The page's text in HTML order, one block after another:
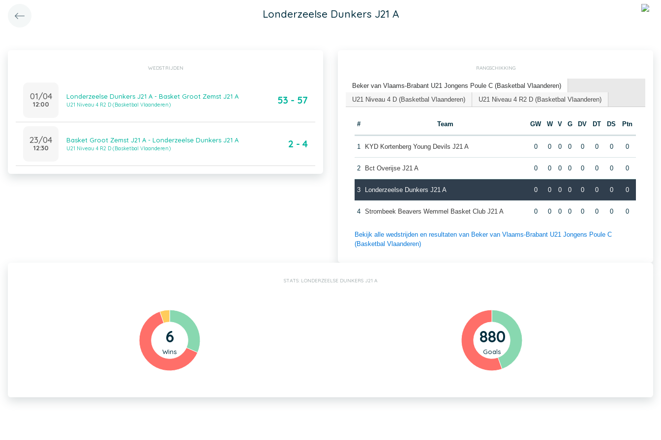
Londerzeelse Dunkers J21 A
WEDSTRIJDEN
01/04
12:00
Londerzeelse Dunkers J21 A - Basket Groot Zemst J21 A
U21 Niveau 4 R2 D (Basketbal Vlaanderen) 53 - 57
23/04
12:30
Basket Groot Zemst J21 A - Londerzeelse Dunkers J21 A
U21 Niveau 4 R2 D (Basketbal Vlaanderen) 2 - 4
RANGSCHIKKING
Beker van Vlaams-Brabant U21 Jongens Poule C (Basketbal Vlaanderen)
U21 Niveau 4 D (Basketbal Vlaanderen)
U21 Niveau 4 R2 D (Basketbal Vlaanderen)
# Team GW W V G DV DT DS Ptn
1 KYD Kortenberg Young Devils J21 A 0 0 0 0 0 0 0 0
2 Bct Overijse J21 A 0 0 0 0 0 0 0 0
3 Londerzeelse Dunkers J21 A 0 0 0 0 0 0 0 0
4 Strombeek Beavers Wemmel Basket Club J21 A 0 0 0 0 0 0 0 0
Bekijk alle wedstrijden en resultaten van Beker van Vlaams-Brabant U21 Jongens Poule C
(Basketbal Vlaanderen)
STATS: LONDERZEELSE DUNKERS J21 A
6
Wins
880
Goals